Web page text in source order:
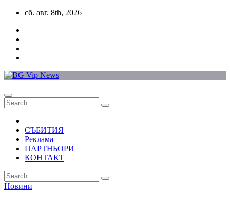
Skip
content
сб. авг. 8th, 2026
СЪБИТИЯ
Реклама
ПАРТНЬОРИ
КОНТАКТ
Новини